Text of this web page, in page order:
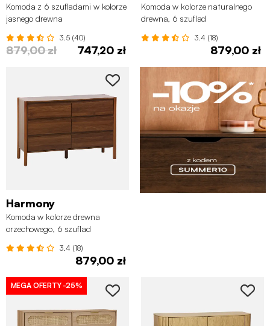
Komoda z 6 szufladami w kolorze
jasnego drewna
3.5 (40)
879,00 zł 747,20 zł
Komoda w kolorze naturalnego
drewna, 6 szuflad
3.4 (18)
879,00 zł
Harmony
Komoda w kolorze drewna
orzechowego, 6 szuflad
3.4 (18)
879,00 zł
MEGA OFERTY -25%